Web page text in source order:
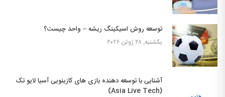
توسعه روش اسیکینگ ریشه – واحد چیست؟
یکشنبه, ۲۸ ژوئن ۲۰۲۶
آشنایی با توسعه دهنده بازی های کازینویی آسیا لایو تک
(Asia Live Tech)